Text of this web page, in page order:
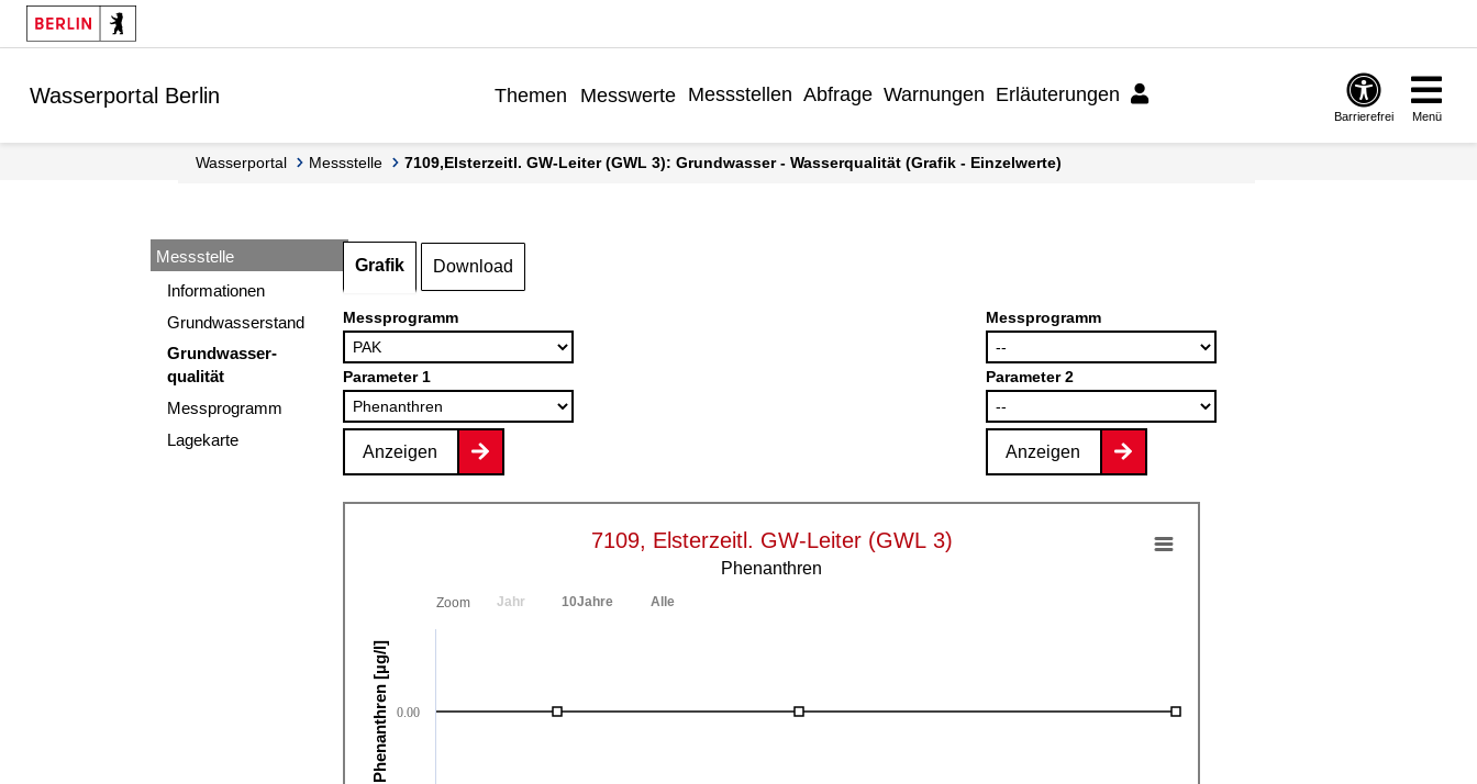
Springe zur Navigation
Springe zum Inhalt
Wasserportal Berlin Themen Messwerte Messstellen Abfrage Warnungen Erläuterungen
Barrierefrei Menü
Wasserportal Messstelle 7109,Elsterzeitl. GW-Leiter (GWL 3): Grundwasser - Wasserqualität (Grafik - Einzelwerte)
Messstelle
Informationen
Grundwasserstand
Grundwasser-
qualität
Messprogramm
Lagekarte
Grafik Download
Messprogramm
Parameter 1
Anzeigen
Messprogramm
Parameter 2
Anzeigen
Phenanthren [µg/l]
7109, Elsterzeitl. GW-Leiter (GWL 3)
Phenanthren
0.00
Zoom Jahr 10Jahre Alle